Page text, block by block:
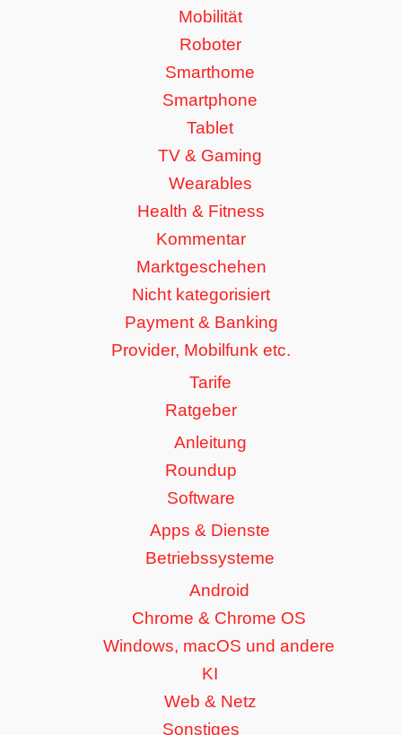
Mobilität
Roboter
Smarthome
Smartphone
Tablet
TV & Gaming
Wearables
Health & Fitness
Kommentar
Marktgeschehen
Nicht kategorisiert
Payment & Banking
Provider, Mobilfunk etc.
Tarife
Ratgeber
Anleitung
Roundup
Software
Apps & Dienste
Betriebssysteme
Android
Chrome & Chrome OS
Windows, macOS und andere
KI
Web & Netz
Sonstiges